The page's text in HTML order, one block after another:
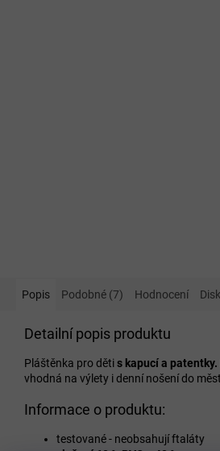
Popis Podobné (7) Hodnocení
Detailní popis produktu
Pláštěnka pro dětis kapucí a patentky.
vhodná na výlety i denní nošení do
Informace o produktu:
testované - neobsahují ftaláty